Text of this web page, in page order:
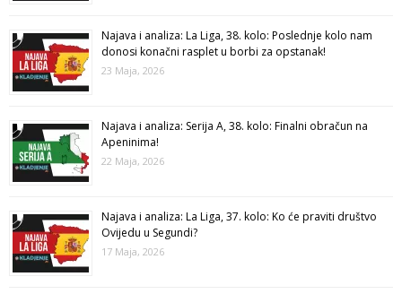
Najava i analiza: La Liga, 38. kolo: Poslednje kolo nam
donosi konačni rasplet u borbi za opstanak!
23 Maja, 2026
Najava i analiza: Serija A, 38. kolo: Finalni obračun na
Apeninima!
22 Maja, 2026
Najava i analiza: La Liga, 37. kolo: Ko će praviti društvo
Ovijedu u Segundi?
17 Maja, 2026